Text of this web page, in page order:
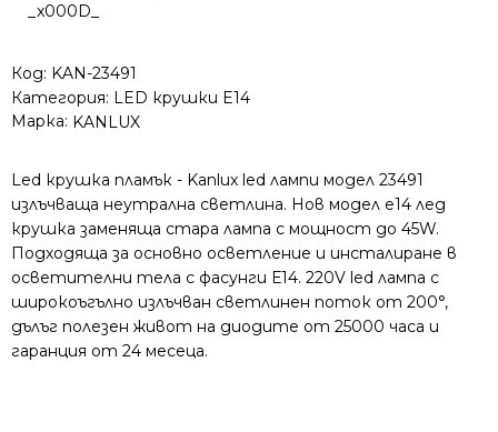
_x000D_
Код: KAN-23491
Категория: LED крушки E14
Марка: KANLUX
Led крушка пламък - Kanlux led лампи модел 23491
излъчваща неутрална светлина. Нов модел е14 лед
крушка заменяща стара лампа с мощност до 45W.
Подходяща за основно осветление и инсталиране в
осветителни тела с фасунги Е14. 220V led лампа с
широкоъгълно излъчван светлинен поток от 200°,
дълъг полезен живот на диодите от 25000 часа и
гаранция от 24 месеца.